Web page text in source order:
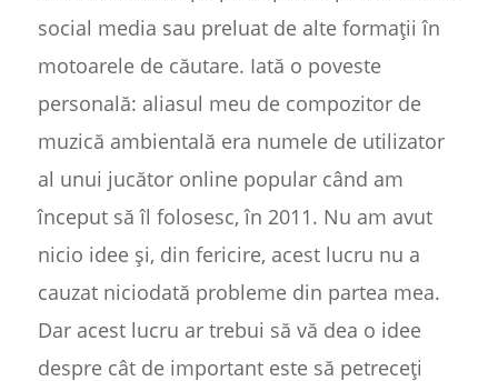
social media sau preluat de alte formații în
motoarele de căutare. Iată o poveste
personală: aliasul meu de compozitor de
muzică ambientală era numele de utilizator
al unui jucător online popular când am
început să îl folosesc, în 2011. Nu am avut
nicio idee și, din fericire, acest lucru nu a
cauzat niciodată probleme din partea mea.
Dar acest lucru ar trebui să vă dea o idee
despre cât de important este să petreceți